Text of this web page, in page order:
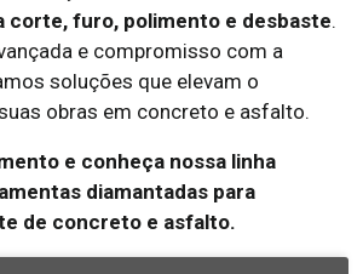
corte, furo, polimento e desbaste.
e compromisso com a
soluções que elevam o
obras em concreto e asfalto.
e conheça nossa linha
diamantadas para
de concreto e asfalto.